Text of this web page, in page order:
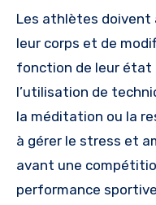
Les athlètes doivent
leur corps et de
fonction de leur état
l’utilisation de
la méditation ou la
à gérer le stress et
avant une
performance